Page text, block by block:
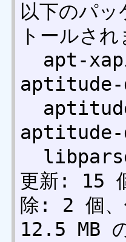
以下のパ
トールさ
更新: 15
除: 2 個
12.5 MB